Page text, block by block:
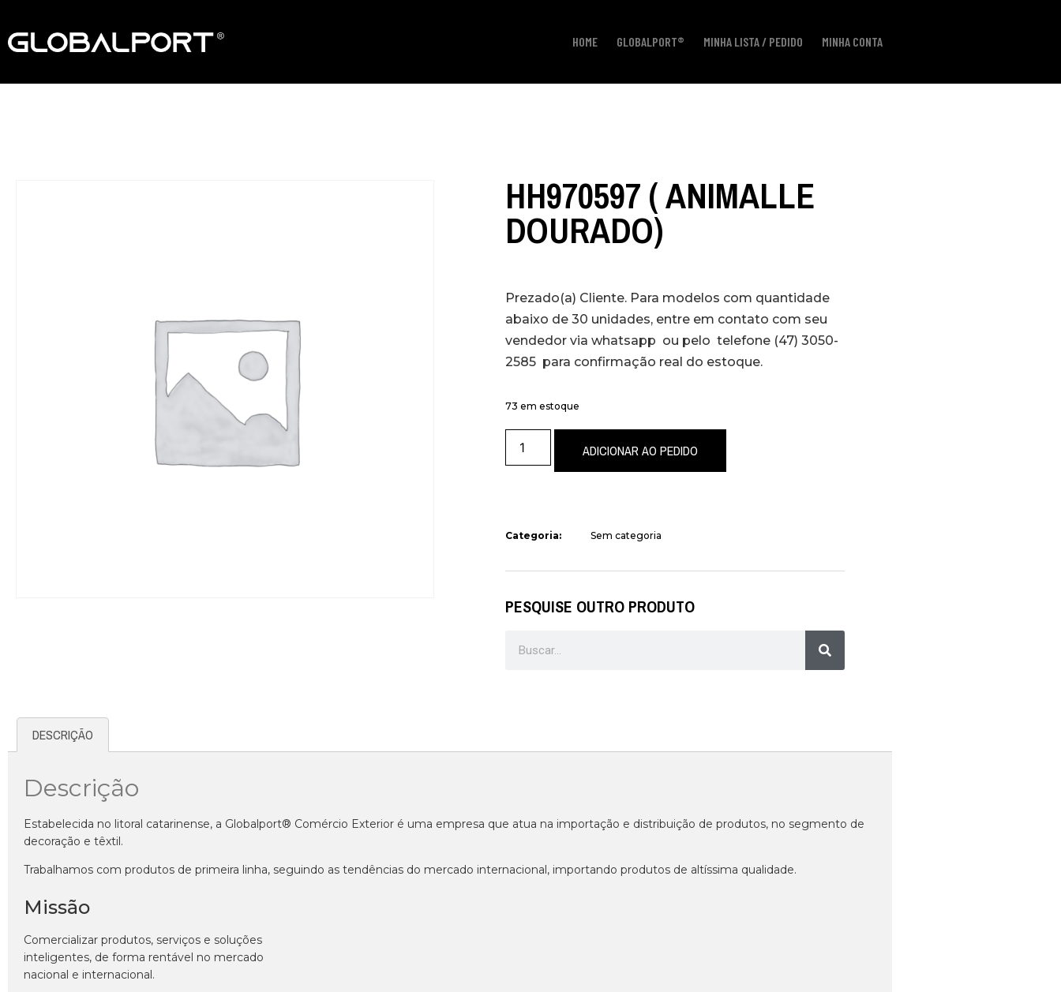
HOME GLOBALPORT® MINHA LISTA / PEDIDO MINHA CONTA
HH970597 ( ANIMALLE
DOURADO)
Prezado(a) Cliente. Para modelos com quantidade
abaixo de 30 unidades, entre em contato com seu
vendedor via whatsapp ou pelo telefone (47) 3050-
2585 para confirmação real do estoque.
73 em estoque
ADICIONAR AO PEDIDO
Categoria: Sem categoria
PESQUISE OUTRO PRODUTO
DESCRIÇÃO
Descrição
Estabelecida no litoral catarinense, a Globalport® Comércio Exterior é uma empresa que atua na importação e distribuição de produtos, no segmento de
decoração e têxtil.
Trabalhamos com produtos de primeira linha, seguindo as tendências do mercado internacional, importando produtos de altíssima qualidade.
Missão
Comercializar produtos, serviços e soluções
inteligentes, de forma rentável no mercado
nacional e internacional.